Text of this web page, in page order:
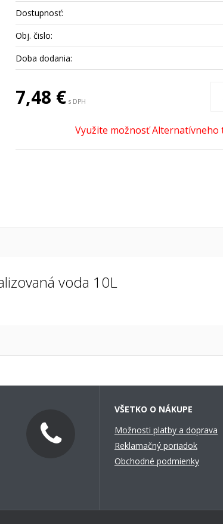
Dostupnosť:
Obj. čislo:
Doba dodania:
7,48 € s DPH
voda 10L
VŠETKO O NÁKUPE
Možnosti platby a doprava
Reklamačný poriadok
Obchodné podmienky